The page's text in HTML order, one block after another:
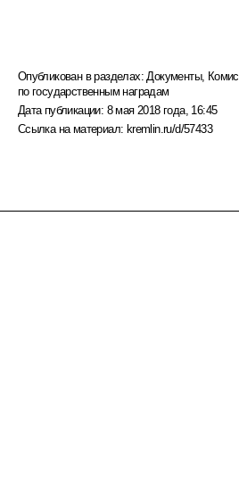
Опубликован в разделах:Документы,
по государственным наградам
Дата публикации: 8 мая 2018 года, 16:45
Ссылка на материал: kremlin.ru/d/57433